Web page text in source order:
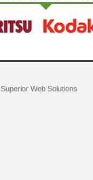
Superior Web Solutions